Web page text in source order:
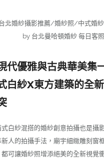
北婚紗攝影推薦/婚紗照/中式婚紗
by 台北曼哈頓婚紗 每日客照
代優雅與古典華美集
白紗X東方建築的全
式白紗混搭的婚紗創意拍攝也是攝
新人的拍攝手法，廟宇細緻雕刻窗
可讓婚紗照增添絕美的全新視覺